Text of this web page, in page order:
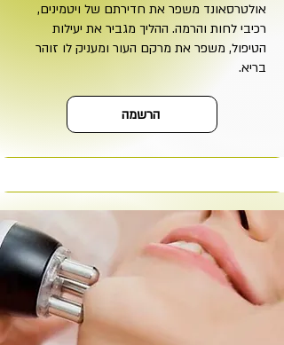
אולטרסאונד משפר את חדירתם של ויטמינים,
רכיבי לחות והרמה. ההליך מגביר את יעילות
הטיפול, משפר את מרקם העור ומעניק לו זוהר
בריא.
הרשמה